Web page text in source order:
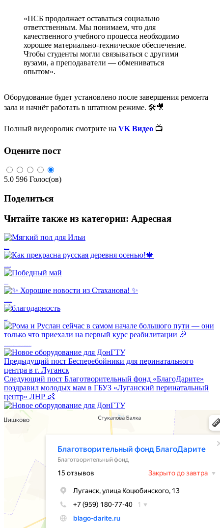
«ПСБ продолжает оставаться социально
ответственным. Мы понимаем, что для
качественного учебного процесса необходимо
хорошее материально-техническое обеспечение.
Чтобы студенты могли связываться с другими
вузами, а преподаватели — обмениваться
опытом».
Оборудование будет установлено после завершения ремонта
зала и начнёт работать в штатном режиме. 🛠🎥
Полный видеоролик смотрите на VK Видео 📺
Оцените пост
5.0 596 Голос(ов)
Поделиться
Читайте также из категории: Адресная
Предыдущий пост Бесперебойники для перинатального
центра в г. Луганск
Следующий пост Благотворительный фонд «БлагоДарите»
поздравил молодых мам в ГБУЗ «Луганский перинатальный
центр» ЛНР 👶